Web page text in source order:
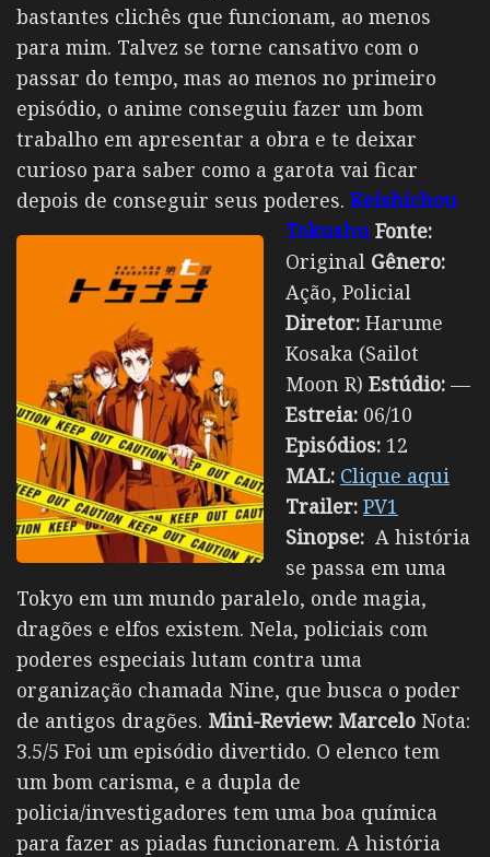
bastantes clichês que funcionam, ao menos
para mim. Talvez se torne cansativo com o
passar do tempo, mas ao menos no primeiro
episódio, o anime conseguiu fazer um bom
trabalho em apresentar a obra e te deixar
curioso para saber como a garota vai ficar
depois de conseguir seus poderes. Keishichou
Tokushu Fonte:
Original Gênero:
Ação, Policial
Diretor: Harume
Kosaka (Sailot
Moon R) Estúdio: —
Estreia: 06/10
Episódios: 12
MAL: Clique aqui
Trailer: PV1
Sinopse: A história
se passa em uma
Tokyo em um mundo paralelo, onde magia,
dragões e elfos existem. Nela, policiais com
poderes especiais lutam contra uma
organização chamada Nine, que busca o poder
de antigos dragões. Mini-Review: Marcelo Nota:
3.5/5 Foi um episódio divertido. O elenco tem
um bom carisma, e a dupla de
policia/investigadores tem uma boa química
para fazer as piadas funcionarem. A história